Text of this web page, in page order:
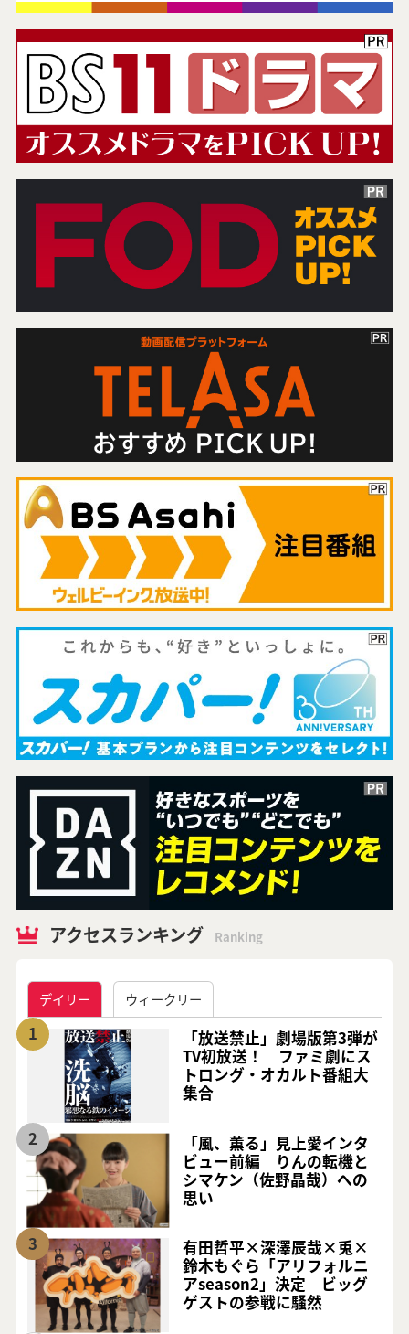
アクセスランキング Ranking
デイリー ウィークリー
1
「放送禁止」劇場版第3弾が
TV初放送！ ファミ劇にス
トロング・オカルト番組大
集合
2
「風、薫る」見上愛インタ
ビュー前編 りんの転機と
シマケン（佐野晶哉）への
思い
3
有田哲平×深澤辰哉×兎×
鈴木もぐら「アリフォルニ
アseason2」決定 ビッグ
ゲストの参戦に騒然